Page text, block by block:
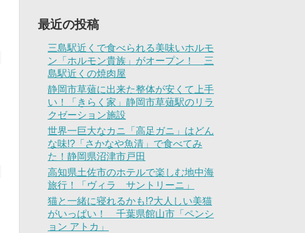
最近の投稿
三島駅近くで食べられる美味いホルモ
ン「ホルモン貴族」がオープン！ 三
島駅近くの焼肉屋
静岡市草薙に出来た整体が安くて上手
い！「きらく家」静岡市草薙駅のリラ
クゼーション施設
世界一巨大なカニ「高足ガニ」はどん
な味!?「さかなや魚清」で食べてみ
た！静岡県沼津市戸田
高知県土佐市のホテルで楽しむ地中海
旅行！「ヴィラ サントリーニ」
猫と一緒に寝れるかも!?大人しい美猫
がいっぱい！ 千葉県館山市「ペンシ
ョン アトカ」